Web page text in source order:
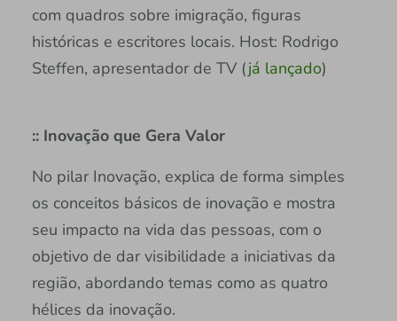
com quadros sobre imigração, figuras
históricas e escritores locais. Host: Rodrigo
Steffen, apresentador de TV (já lançado)
:: Inovação que Gera Valor
No pilar Inovação, explica de forma simples
os conceitos básicos de inovação e mostra
seu impacto na vida das pessoas, com o
objetivo de dar visibilidade a iniciativas da
região, abordando temas como as quatro
hélices da inovação.